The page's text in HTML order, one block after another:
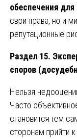
обеспечения
свои права, но и
репутационные
Раздел 15.
споров
Нельзя
Часто
становится тем
сторонам прийти